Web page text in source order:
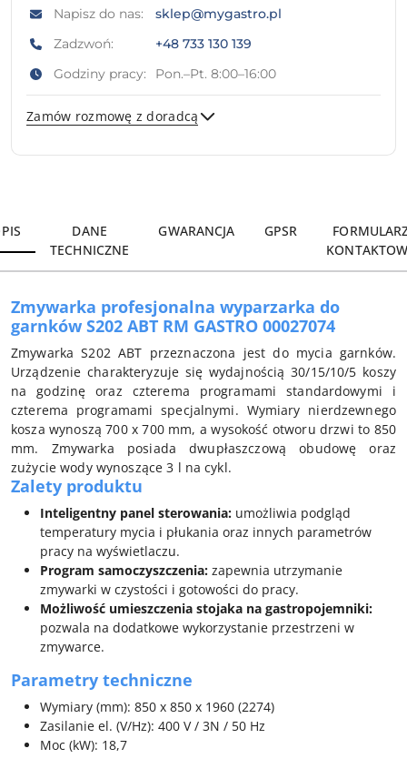
Napisz do nas:
sklep@mygastro.pl
Zadzwoń:
+48 733 130 139
Godziny pracy:
Pon.–Pt. 8:00–16:00
Zamów rozmowę z doradcą
DANE
TECHNICZNE
GWARANCJA GPSR
Zmywarka profesjonalna wyparzarka do
garnków S202 ABT RM GASTRO 00027074
Zmywarka S202 ABT przeznaczona jest do mycia garnków.
Urządzenie charakteryzuje się wydajnością 30/15/10/5 koszy
na godzinę oraz czterema programami standardowymi i
czterema programami specjalnymi. Wymiary nierdzewnego
kosza wynoszą 700 x 700 mm, a wysokość otworu drzwi to 850
mm. Zmywarka posiada dwupłaszczową obudowę oraz
zużycie wody wynoszące 3 l na cykl.
Zalety produktu
Inteligentny panel sterowania: umożliwia podgląd
temperatury mycia i płukania oraz innych parametrów
pracy na wyświetlaczu.
Program samoczyszczenia: zapewnia utrzymanie
zmywarki w czystości i gotowości do pracy.
Możliwość umieszczenia stojaka na gastropojemniki:
pozwala na dodatkowe wykorzystanie przestrzeni w
zmywarce.
Parametry techniczne
Wymiary (mm): 850 x 850 x 1960 (2274)
Zasilanie el. (V/Hz): 400 V / 3N / 50 Hz
Moc (kW): 18,7